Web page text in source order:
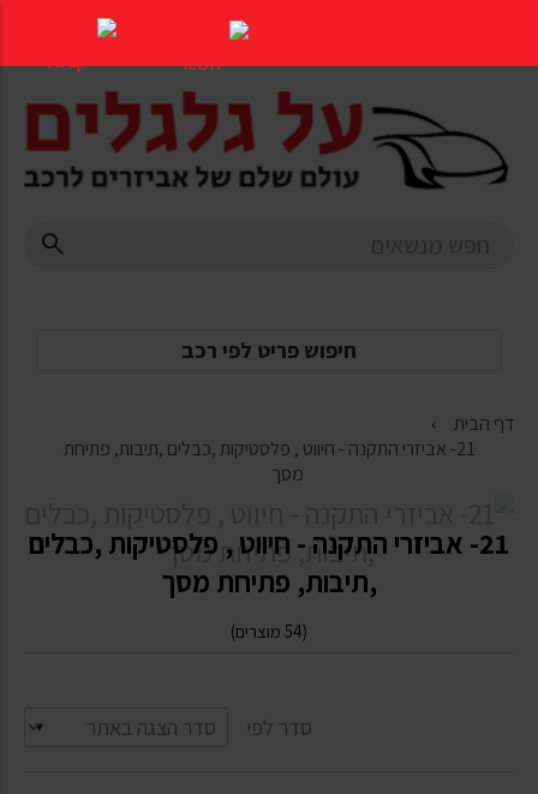
העמוד
חיפוש פריט לפי רכב
דף הבית
21- אביזרי התקנה - חיווט , פלסטיקות ,כבלים ,תיבות, פתיחת
מסך
21- אביזרי התקנה - חיווט , פלסטיקות ,כבלים
,תיבות, פתיחת מסך
(54 מוצרים)
סדר לפי